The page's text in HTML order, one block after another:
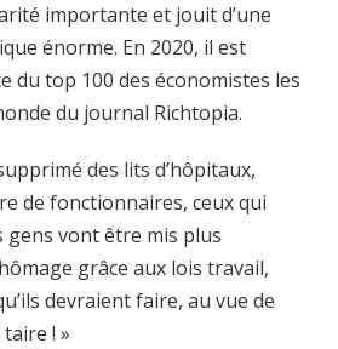
importante et jouit d’une
énorme. En 2020, il est
du top 100 des économistes les
du journal Richtopia.
des lits d’hôpitaux,
de fonctionnaires, ceux qui
gens vont être mis plus
grâce aux lois travail,
devraient faire, au vue de
taire ! »